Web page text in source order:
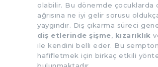
olabilir. Bu dönemde çocuklarda
ağrısına ne iyi gelir sorusu
yaygındır. Diş çıkarma süreci
diş etlerinde şişme, kızarıklık
ile kendini belli eder. Bu
hafifletmek için birkaç etkili